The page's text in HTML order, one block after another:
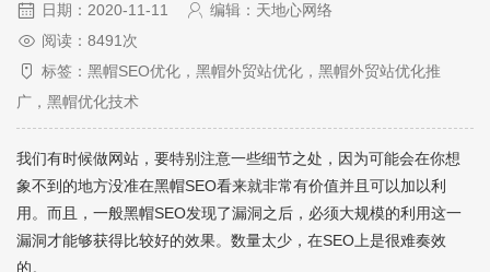
日期：2020-11-11
编辑：天地心网络
阅读：8491次
标签：黑帽SEO优化，黑帽外贸站优化，黑帽外贸站优化推
广，黑帽优化技术
我们有时候做网站，要特别注意一些细节之处，因为可能会在你想
象不到的地方没准在黑帽SEO看来就非常有价值并且可以加以利
用。而且，一般黑帽SEO发现了漏洞之后，必须大规模的利用这一
漏洞才能够获得比较好的效果。数量太少，在SEO上是很难奏效
的。